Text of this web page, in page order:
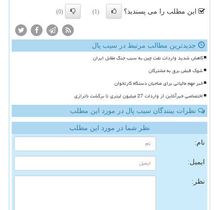
این مطلب را می پسندید؟ (1)
(0)
جدیدترین مطالب مرتبط در سیب پال
کاهش شدید واردات نفت چین به سبب جنگ مقابل ایران
شوک قبض برق به مشترکان
خبر مهم مالیاتی برای صاحبان دستگاه کارتخوان
اختصاصی خبرآنلاین از واردات 27 میلیون لیتری تا برگشت ناترازی
نظرات بینندگان سیب پال در مورد این مطلب
نظر شما در مورد این مطلب
نام:
ایمیل:
نظر: